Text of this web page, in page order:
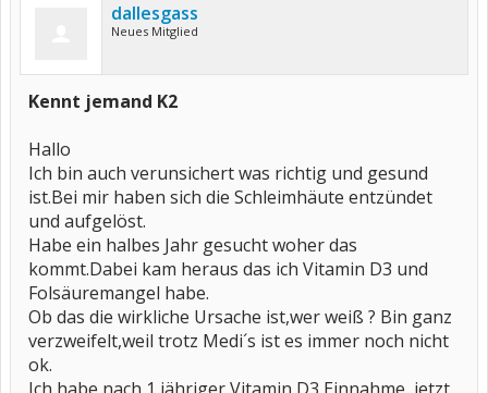
dallesgass
Neues Mitglied
Kennt jemand K2
Hallo
Ich bin auch verunsichert was richtig und gesund
ist.Bei mir haben sich die Schleimhäute entzündet
und aufgelöst.
Habe ein halbes Jahr gesucht woher das
kommt.Dabei kam heraus das ich Vitamin D3 und
Folsäuremangel habe.
Ob das die wirkliche Ursache ist,wer weiß ? Bin ganz
verzweifelt,weil trotz Medi´s ist es immer noch nicht
ok.